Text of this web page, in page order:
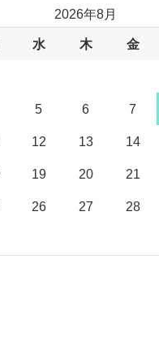
2026年8月
水 木 金
5 6 7
12 13 14
19 20 21
26 27 28